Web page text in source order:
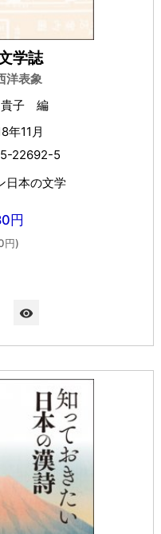
学誌
洋表象
貴子 編
年11月
22692-5
日本の文学
円
円)
visibility